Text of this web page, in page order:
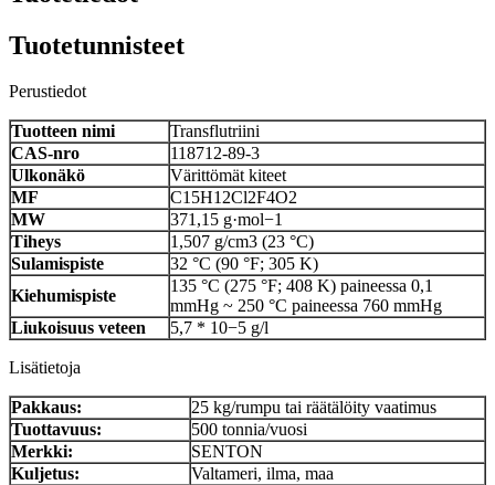
Tuotetunnisteet
Perustiedot
Tuotteen nimi
Transflutriini
CAS-nro
118712-89-3
Ulkonäkö
Värittömät kiteet
MF
C15H12Cl2F4O2
MW
371,15 g·mol−1
Tiheys
1,507 g/cm3 (23 °C)
Sulamispiste
32 °C (90 °F; 305 K)
Kiehumispiste
135 °C (275 °F; 408 K) paineessa 0,1
mmHg ~ 250 °C paineessa 760 mmHg
Liukoisuus veteen
5,7 * 10−5 g/l
Lisätietoja
Pakkaus:
25 kg/rumpu tai räätälöity vaatimus
Tuottavuus:
500 tonnia/vuosi
Merkki:
SENTON
Kuljetus:
Valtameri, ilma, maa